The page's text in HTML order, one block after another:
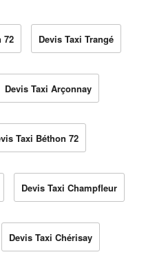
72 Devis Taxi Trangé
Devis Taxi Arçonnay
Taxi Béthon 72
Devis Taxi Champfleur
Devis Taxi Chérisay